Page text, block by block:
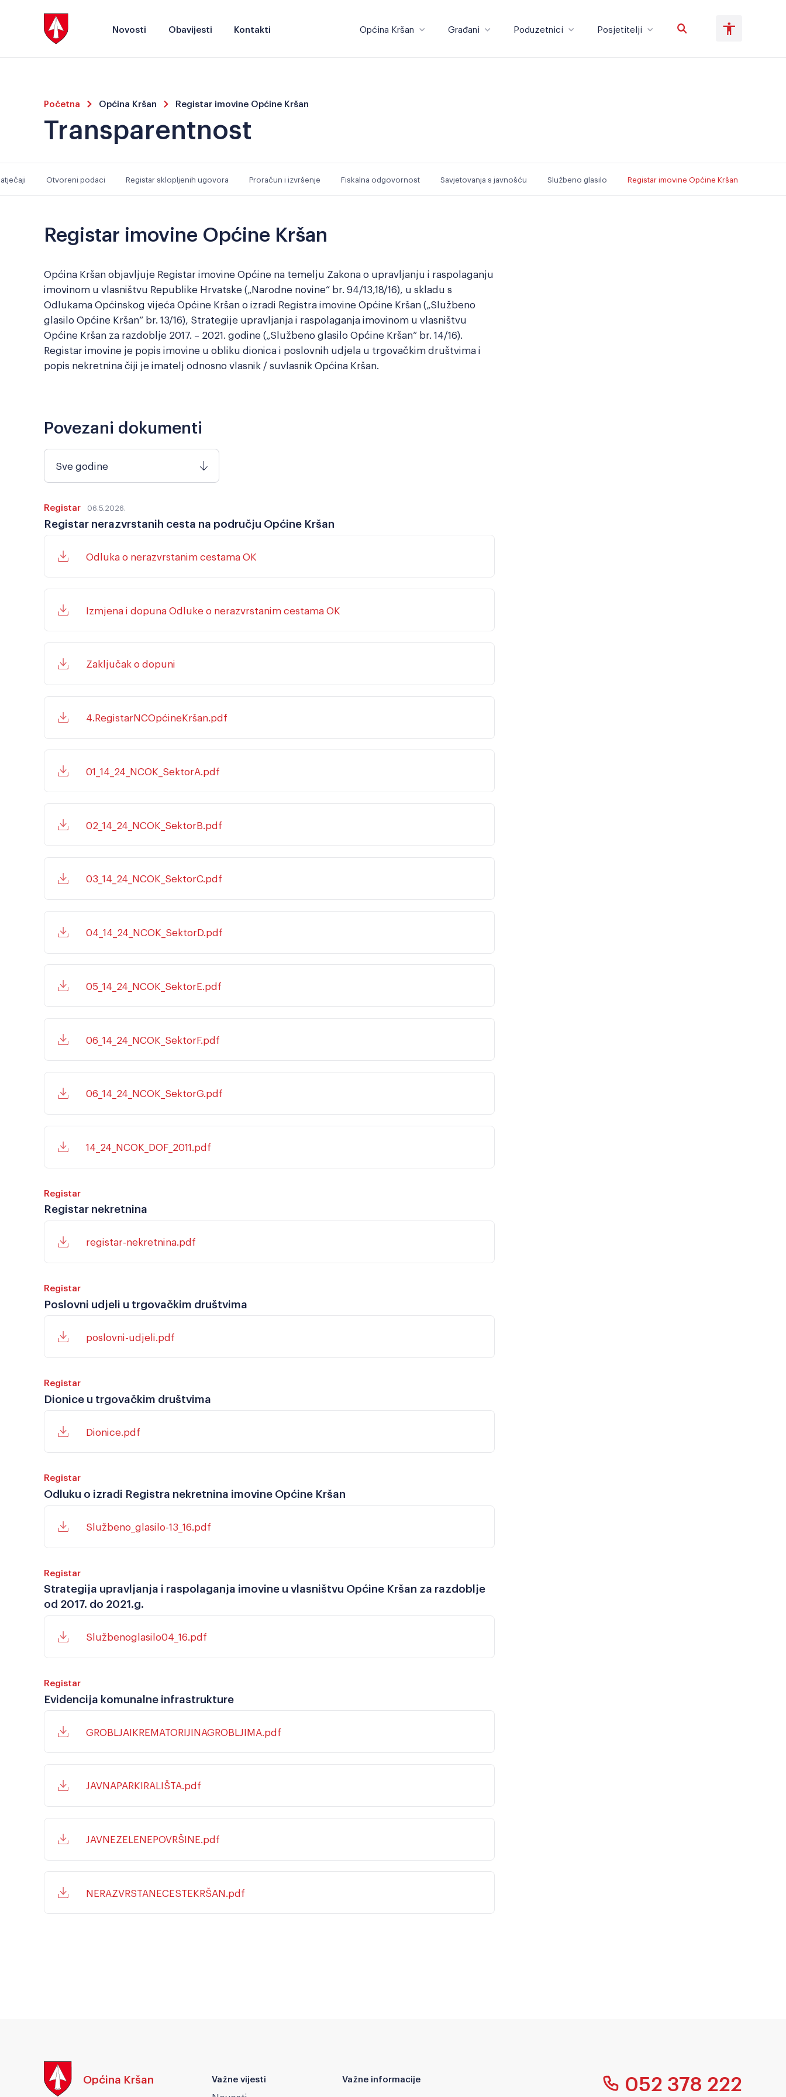
Novosti Obavijesti Kontakti Općina Kršan Građani Poduzetnici Posjetitelji
Crno-bijelo Razmak slova
Početna Općina Kršan Registar imovine Općine Kršan
Transparentnost
Otvoreni podaci Registar sklopljenih ugovora Proračun i izvršenje Fiskalna odgovornost Savjetovanja s javnošću Službeno glasilo Registar imovine Općine Kršan
Registar imovine Općine Kršan
Općina Kršan objavljuje Registar imovine Općine na temelju Zakona o upravljanju i raspolaganju
imovinom u vlasništvu Republike Hrvatske („Narodne novine“ br. 94/13,18/16), u skladu s
Odlukama Općinskog vijeća Općine Kršan o izradi Registra imovine Općine Kršan („Službeno
glasilo Općine Kršan“ br. 13/16), Strategije upravljanja i raspolaganja imovinom u vlasništvu
Općine Kršan za razdoblje 2017. – 2021. godine („Službeno glasilo Općine Kršan“ br. 14/16).
Registar imovine je popis imovine u obliku dionica i poslovnih udjela u trgovačkim društvima i
popis nekretnina čiji je imatelj odnosno vlasnik / suvlasnik Općina Kršan.
Povezani dokumenti
Sve godine
Registar 06.5.2026.
Registar nerazvrstanih cesta na području Općine Kršan
Odluka o nerazvrstanim cestama OK
Izmjena i dopuna Odluke o nerazvrstanim cestama OK
Zaključak o dopuni
4.RegistarNCOpćineKršan.pdf
01_14_24_NCOK_SektorA.pdf
02_14_24_NCOK_SektorB.pdf
03_14_24_NCOK_SektorC.pdf
04_14_24_NCOK_SektorD.pdf
05_14_24_NCOK_SektorE.pdf
06_14_24_NCOK_SektorF.pdf
06_14_24_NCOK_SektorG.pdf
14_24_NCOK_DOF_2011.pdf
Registar
Registar nekretnina
registar-nekretnina.pdf
Registar
Poslovni udjeli u trgovačkim društvima
poslovni-udjeli.pdf
Registar
Dionice u trgovačkim društvima
Dionice.pdf
Registar
Odluku o izradi Registra nekretnina imovine Općine Kršan
Službeno_glasilo-13_16.pdf
Registar
Strategija upravljanja i raspolaganja imovine u vlasništvu Općine Kršan za razdoblje
od 2017. do 2021.g.
Službenoglasilo04_16.pdf
Registar
Evidencija komunalne infrastrukture
GROBLJAIKREMATORIJINAGROBLJIMA.pdf
JAVNAPARKIRALIŠTA.pdf
JAVNEZELENEPOVRŠINE.pdf
NERAZVRSTANECESTEKRŠAN.pdf
Općina Kršan Važne vijesti Važne informacije 052 378 222